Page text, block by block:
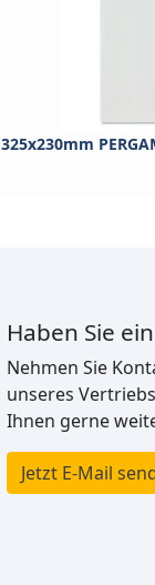
325x230mm
Haben Sie
Nehmen Sie
unseres
Ihnen gerne
Jetzt E-Mail